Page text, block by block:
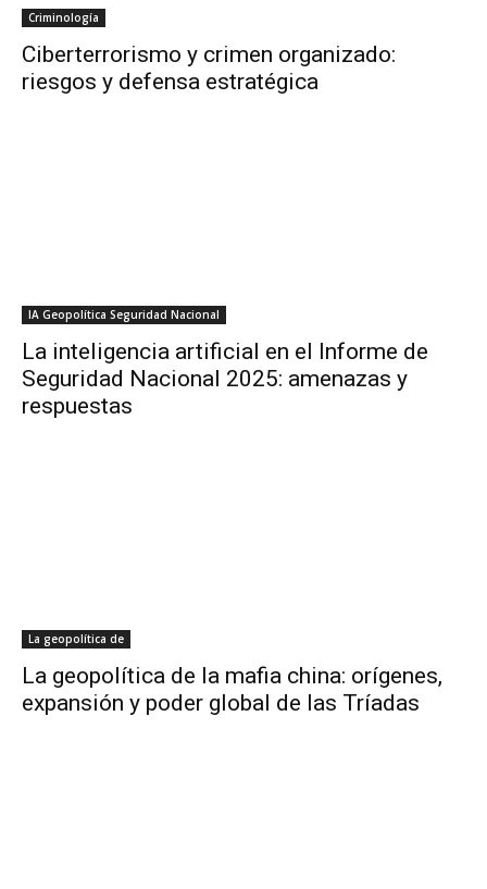
Criminología
Ciberterrorismo y crimen organizado:
riesgos y defensa estratégica
IA Geopolítica Seguridad Nacional
La inteligencia artificial en el Informe de
Seguridad Nacional 2025: amenazas y
respuestas
La geopolítica de
La geopolítica de la mafia china: orígenes,
expansión y poder global de las Tríadas